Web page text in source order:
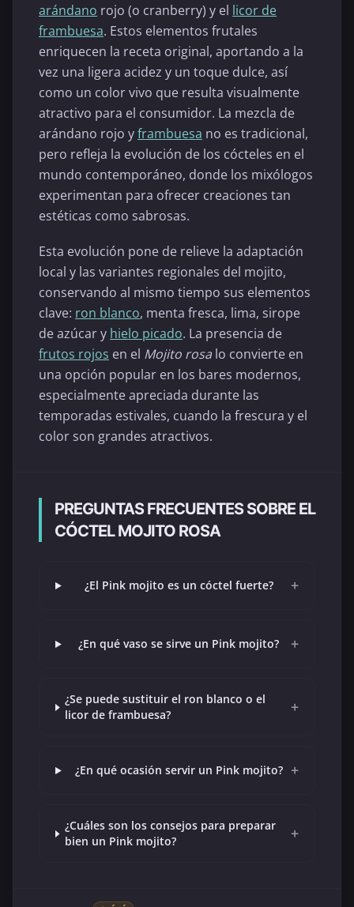
arándano rojo (o cranberry) y el licor de
frambuesa. Estos elementos frutales
enriquecen la receta original, aportando a la
vez una ligera acidez y un toque dulce, así
como un color vivo que resulta visualmente
atractivo para el consumidor. La mezcla de
arándano rojo yframbuesa no es tradicional,
pero refleja la evolución de los cócteles en el
mundo contemporáneo, donde los mixólogos
experimentan para ofrecer creaciones tan
estéticas como sabrosas.
Esta evolución pone de relieve la adaptación
local y las variantes regionales del mojito,
conservando al mismo tiempo sus elementos
clave: ron blanco, menta fresca, lima, sirope
de azúcar y hielo picado. La presencia de
frutos rojos en el Mojito rosa lo convierte en
una opción popular en los bares modernos,
especialmente apreciada durante las
temporadas estivales, cuando la frescura y el
color son grandes atractivos.
PREGUNTAS FRECUENTES SOBRE EL
CÓCTEL MOJITO ROSA
¿El Pink mojito es un cóctel fuerte? +
¿En qué vaso se sirve un Pink mojito? +
¿Se puede sustituir el ron blanco o el
licor de frambuesa?
+
¿En qué ocasión servir un Pink mojito? +
¿Cuáles son los consejos para preparar
bien un Pink mojito?
+